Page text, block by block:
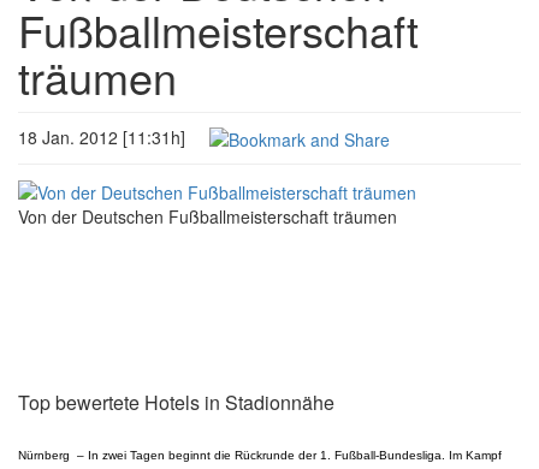
Fußballmeisterschaft
träumen
18 Jan. 2012 [11:31h]
Von der Deutschen Fußballmeisterschaft träumen
Top bewertete Hotels in Stadionnähe
Nürnberg – In zwei Tagen beginnt die Rückrunde der 1. Fußball-Bundesliga. Im Kampf